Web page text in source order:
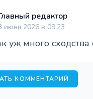
редактор
июня 2026 в 09:23
уж много
КОММЕНТАРИЙ